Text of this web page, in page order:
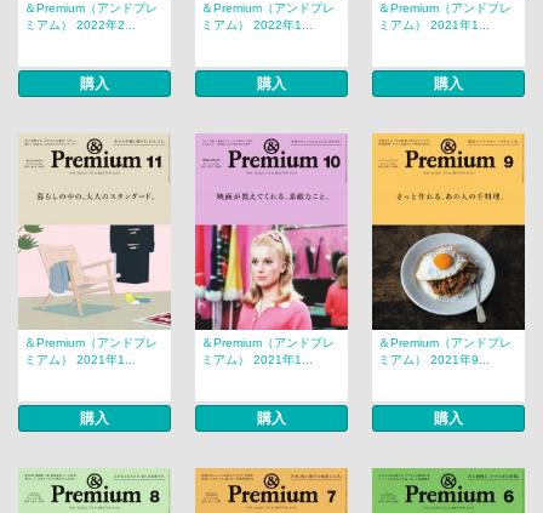
＆Premium（アンドプレ
ミアム） 2022年2...
購入
＆Premium（アンドプレ
ミアム） 2022年1...
購入
＆Premium（アンドプレ
ミアム） 2021年1...
購入
＆Premium（アンドプレ
ミアム） 2021年1...
購入
＆Premium（アンドプレ
ミアム） 2021年1...
購入
＆Premium（アンドプレ
ミアム） 2021年9...
購入